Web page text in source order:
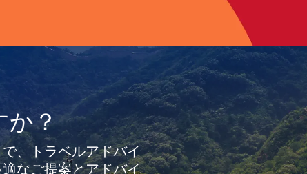
か？
、トラベルアドバイ
なご提案とアドバイ